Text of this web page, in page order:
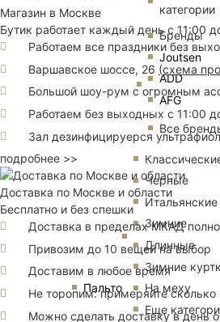
категории
Бренды
Joutsen
ADD
AFG
Все
Пальто
Черные
Итальянские
Зимние
Длинные
Зимние
На меху
Еще
Магазин в Москве
Бутик работает каждый день с 11:00
Работаем все праздники без
Варшавское шоссе, 26 (схема
Большой шоу-рум с огромным
Работаем без выходных с 11:00
Зал дезинфицируерся
подробнее >>
Доставка по Москве и области
Бесплатно и без спешки
Доставка в пределах МКАД
Привозим до 10 вещей на выбор
Доставим в любое время
Не торопим: примеряйте
Можно сделать доставку в день